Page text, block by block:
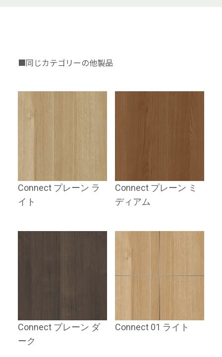
■同じカテゴリーの他製品
Connect プレーン ラ
イト
Connect プレーン ミ
ディアム
Connect プレーン ダ
ーク
Connect 01 ライト